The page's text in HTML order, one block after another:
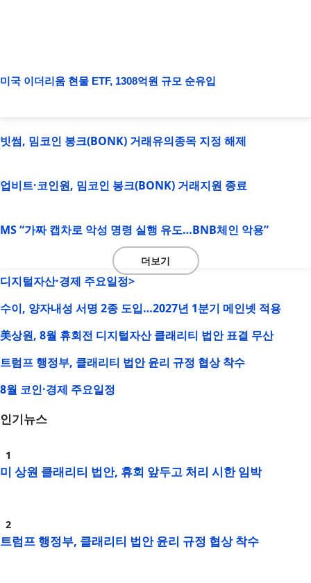
미국 이더리움 현물 ETF, 1308억원 규모 순유입
빗썸, 밈코인 봉크(BONK) 거래유의종목 지정 해제
업비트·코인원, 밈코인 봉크(BONK) 거래지원 종료
MS “가짜 캡차로 악성 명령 실행 유도…BNB체인 악용”
더보기
디지털자산·경제 주요일정>
수이, 양자내성 서명 2종 도입…2027년 1분기 메인넷 적용
美상원, 8월 휴회전 디지털자산 클래리티 법안 표결 무산
트럼프 행정부, 클래리티 법안 윤리 규정 협상 착수
8월 코인·경제 주요일정
인기뉴스
미 상원 클래리티 법안, 휴회 앞두고 처리 시한 임박
트럼프 행정부, 클래리티 법안 윤리 규정 협상 착수